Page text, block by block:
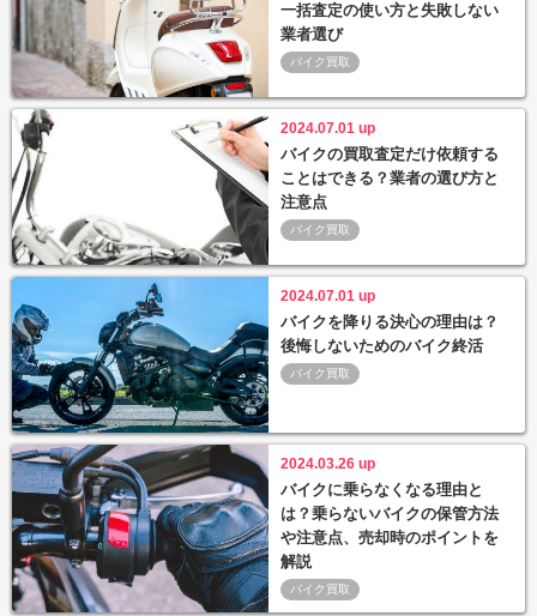
一括査定の使い方と失敗しない
業者選び
バイク買取
2024.07.01 up
バイクの買取査定だけ依頼する
ことはできる？業者の選び方と
注意点
バイク買取
2024.07.01 up
バイクを降りる決心の理由は？
後悔しないためのバイク終活
バイク買取
2024.03.26 up
バイクに乗らなくなる理由と
は？乗らないバイクの保管方法
や注意点、売却時のポイントを
解説
バイク買取